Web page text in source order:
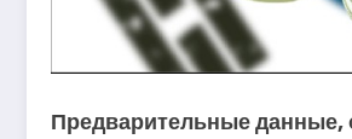
Предварительные данные,